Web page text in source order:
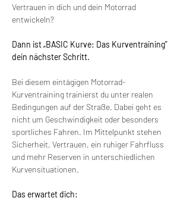
Vertrauen in dich und dein Motorrad
entwickeln?
Dann ist „BASIC Kurve: Das Kurventraining”
dein nächster Schritt.
Bei diesem eintägigen Motorrad-
Kurventraining trainierst du unter realen
Bedingungen auf der Straße. Dabei geht es
nicht um Geschwindigkeit oder besonders
sportliches Fahren. Im Mittelpunkt stehen
Sicherheit, Vertrauen, ein ruhiger Fahrfluss
und mehr Reserven in unterschiedlichen
Kurvensituationen.
Das erwartet dich: